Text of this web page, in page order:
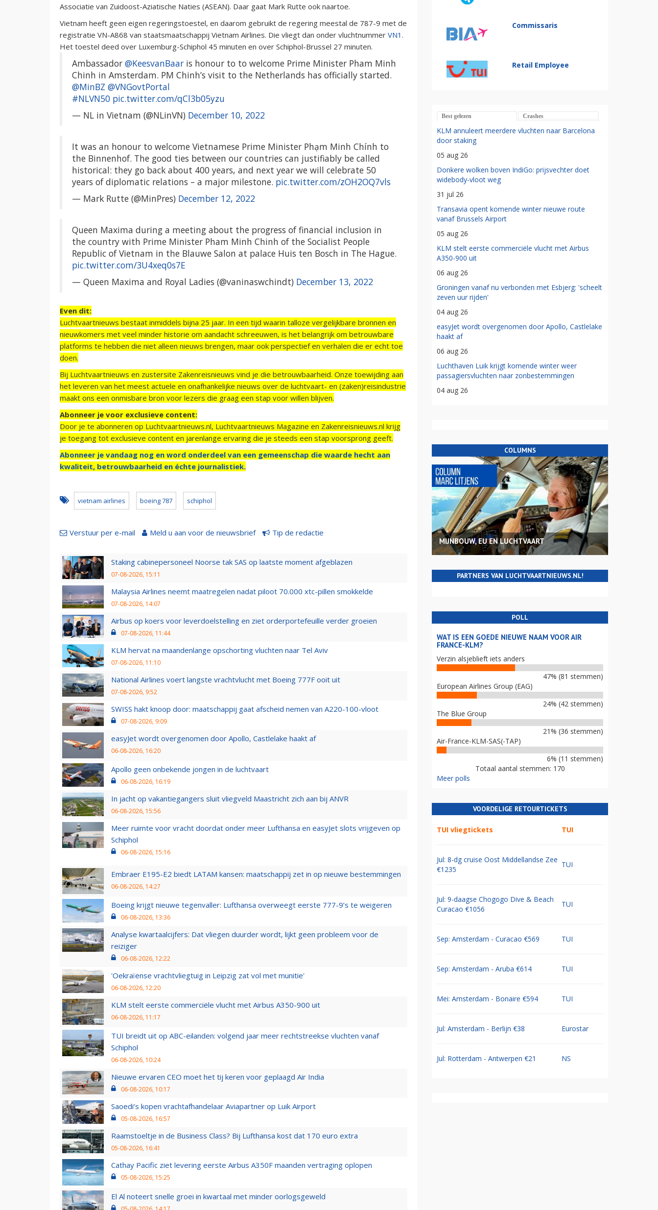
Associatie van Zuidoost-Aziatische Naties (ASEAN). Daar gaat Mark Rutte ook naartoe.
Vietnam heeft geen eigen regeringstoestel, en daarom gebruikt de regering meestal de 787-9 met de
registratie VN-A868 van staatsmaatschappij Vietnam Airlines. Die vliegt dan onder vluchtnummer VN1 .
Het toestel deed over Luxemburg-Schiphol 45 minuten en over Schiphol-Brussel 27 minuten.
Ambassador @KeesvanBaar is honour to to welcome Prime Minister Pham Minh
Chinh in Amsterdam. PM Chinh’s visit to the Netherlands has officially started.
@MinBZ @VNGovtPortal
#NLVN50 pic.twitter.com/qCl3b05yzu
— NL in Vietnam (@NLinVN) December 10, 2022
It was an honour to welcome Vietnamese Prime Minister Phạm Minh Chính to
the Binnenhof. The good ties between our countries can justifiably be called
historical: they go back about 400 years, and next year we will celebrate 50
years of diplomatic relations – a major milestone. pic.twitter.com/zOH2OQ7vls
— Mark Rutte (@MinPres) December 12, 2022
Queen Maxima during a meeting about the progress of financial inclusion in
the country with Prime Minister Pham Minh Chinh of the Socialist People
Republic of Vietnam in the Blauwe Salon at palace Huis ten Bosch in The Hague.
pic.twitter.com/3U4xeq0s7E
— Queen Maxima and Royal Ladies (@vaninaswchindt) December 13, 2022
Even dit:
Luchtvaartnieuws bestaat inmiddels bijna 25 jaar. In een tijd waarin talloze vergelijkbare bronnen en
nieuwkomers met veel minder historie om aandacht schreeuwen, is het belangrijk om betrouwbare
platforms te hebben die niet alleen nieuws brengen, maar ook perspectief en verhalen die er echt toe
doen.
Bij Luchtvaartnieuws en zustersite Zakenreisnieuws vind je die betrouwbaarheid. Onze toewijding aan
het leveren van het meest actuele en onafhankelijke nieuws over de luchtvaart- en (zaken)reisindustrie
maakt ons een onmisbare bron voor lezers die graag een stap voor willen blijven.
Abonneer je voor exclusieve content:
Door je te abonneren op Luchtvaartnieuws.nl, Luchtvaartnieuws Magazine en Zakenreisnieuws.nl krijg
je toegang tot exclusieve content en jarenlange ervaring die je steeds een stap voorsprong geeft.
Abonneer je vandaag nog en word onderdeel van een gemeenschap die waarde hecht aan
kwaliteit, betrouwbaarheid en échte journalistiek.
vietnam airlines boeing 787 schiphol
Verstuur per e-mail Meld u aan voor de nieuwsbrief Tip de redactie
Staking cabinepersoneel Noorse tak SAS op laatste moment afgeblazen
07-08-2026, 15:11
Malaysia Airlines neemt maatregelen nadat piloot 70.000 xtc-pillen smokkelde
07-08-2026, 14:07
Airbus op koers voor leverdoelstelling en ziet orderportefeuille verder groeien
07-08-2026, 11:44
KLM hervat na maandenlange opschorting vluchten naar Tel Aviv
07-08-2026, 11:10
National Airlines voert langste vrachtvlucht met Boeing 777F ooit uit
07-08-2026, 9:52
SWISS hakt knoop door: maatschappij gaat afscheid nemen van A220-100-vloot
07-08-2026, 9:09
easyJet wordt overgenomen door Apollo, Castlelake haakt af
06-08-2026, 16:20
Apollo geen onbekende jongen in de luchtvaart
06-08-2026, 16:19
In jacht op vakantiegangers sluit vliegveld Maastricht zich aan bij ANVR
06-08-2026, 15:56
Meer ruimte voor vracht doordat onder meer Lufthansa en easyJet slots vrijgeven op
Schiphol
06-08-2026, 15:16
Embraer E195-E2 biedt LATAM kansen: maatschappij zet in op nieuwe bestemmingen
06-08-2026, 14:27
Boeing krijgt nieuwe tegenvaller: Lufthansa overweegt eerste 777-9’s te weigeren
06-08-2026, 13:36
Analyse kwartaalcijfers: Dat vliegen duurder wordt, lijkt geen probleem voor de
reiziger
06-08-2026, 12:22
'Oekraïense vrachtvliegtuig in Leipzig zat vol met munitie'
06-08-2026, 12:20
KLM stelt eerste commerciële vlucht met Airbus A350-900 uit
06-08-2026, 11:17
TUI breidt uit op ABC-eilanden: volgend jaar meer rechtstreekse vluchten vanaf
Schiphol
06-08-2026, 10:24
Nieuwe ervaren CEO moet het tij keren voor geplaagd Air India
06-08-2026, 10:17
Saoedi’s kopen vrachtafhandelaar Aviapartner op Luik Airport
05-08-2026, 16:57
Raamstoeltje in de Business Class? Bij Lufthansa kost dat 170 euro extra
05-08-2026, 16:41
Cathay Pacific ziet levering eerste Airbus A350F maanden vertraging oplopen
05-08-2026, 15:25
El Al noteert snelle groei in kwartaal met minder oorlogsgeweld
Commissaris
Retail Employee
Best gelezen Crashes
KLM annuleert meerdere vluchten naar Barcelona
door staking
05 aug 26
Donkere wolken boven IndiGo: prijsvechter doet
widebody-vloot weg
31 jul 26
Transavia opent komende winter nieuwe route
vanaf Brussels Airport
05 aug 26
KLM stelt eerste commerciële vlucht met Airbus
A350-900 uit
06 aug 26
Groningen vanaf nu verbonden met Esbjerg: 'scheelt
zeven uur rijden'
04 aug 26
easyJet wordt overgenomen door Apollo, Castlelake
haakt af
06 aug 26
Luchthaven Luik krijgt komende winter weer
passagiersvluchten naar zonbestemmingen
04 aug 26
COLUMNS
MIJNBOUW, EU EN LUCHTVAART
PARTNERS VAN LUCHTVAARTNIEUWS.NL!
POLL
WAT IS EEN GOEDE NIEUWE NAAM VOOR AIR
FRANCE-KLM?
Verzin alsjeblieft iets anders
47% (81 stemmen)
European Airlines Group (EAG)
24% (42 stemmen)
The Blue Group
21% (36 stemmen)
Air-France-KLM-SAS(-TAP)
6% (11 stemmen)
Totaal aantal stemmen: 170
Meer polls
VOORDELIGE RETOURTICKETS
TUI vliegtickets TUI
Jul: 8-dg cruise Oost Middellandse Zee
€1235
TUI
Jul: 9-daagse Chogogo Dive & Beach
Curacao €1056
TUI
Sep: Amsterdam - Curacao €569 TUI
Sep: Amsterdam - Aruba €614 TUI
Mei: Amsterdam - Bonaire €594 TUI
Jul: Amsterdam - Berlijn €38 Eurostar
Jul: Rotterdam - Antwerpen €21 NS